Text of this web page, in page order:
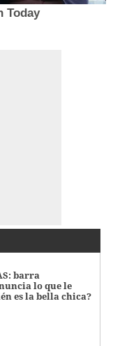
Today
barra
lo que le
es la bella chica?